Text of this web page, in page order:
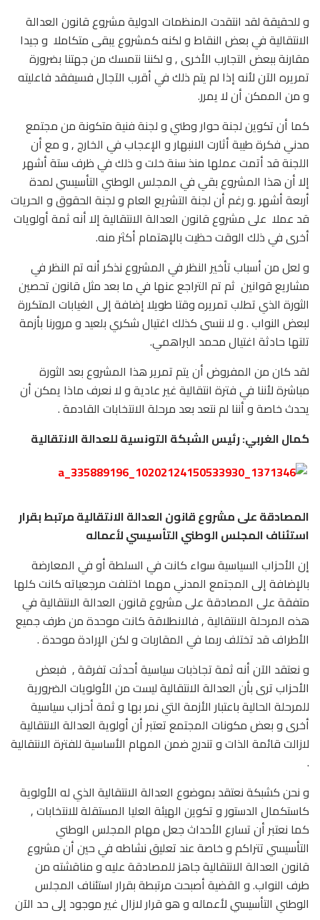
و للحقيقة لقد انتقدت المنظمات الدولية مشروع قانون العدالة
الانتقالية في بعض النقاط و لكنه كمشروع يبقى متكاملا و جيدا
مقارنة ببعض التجارب الأخرى , و لكننا نتمسك من جهتنا بضرورة
تمريره الآن لأنه إذا لم يتم ذلك في أقرب الآجال فسيفقد فاعليته
و من الممكن أن لا يمرر.
كما أن تكوين لجنة حوار وطني و لجنة فنية متكونة من مجتمع
مدني فكرة طيبة أثارت الانبهار و الإعجاب في الخارج , و مع أن
اللجنة قد أتمت عملها منذ سنة خلت و ذلك في ظرف ستة أشهر
إلا أن هذا المشروع بقي في المجلس الوطني التأسيسي لمدة
أربعة أشهر .و رغم أن لجنة التشريع العام و لجنة الحقوق و الحريات
قد عملا على مشروع قانون العدالة الانتقالية إلا أنه ثمة أولويات
أخرى في ذلك الوقت حظيت بالإهتمام أكثر منه.
و لعل من أسباب تأخير النظر في المشروع نذكر أنه تم النظر في
مشاريع قوانين ثم تم التراجع عنها في ما بعد مثل قانون تحصين
الثورة الذي تطلب تمريره وقتا طويلا إضافة إلى الغيابات المتكررة
لبعض النواب . و لا ننسى كذلك اغتيال شكري بلعيد و مرورنا بأزمة
تلتها حادثة اغتيال محمد البراهمي.
لقد كان من المفروض أن يتم تمرير هذا المشروع بعد الثورة
مباشرة لأننا في فترة انتقالية غير عادية و لا نعرف ماذا يمكن أن
يحدث خاصة و أننا لم نتعد بعد مرحلة الانتخابات القادمة .
كمال الغربي: رئيس الشبكة التونسية للعدالة الانتقالية
المصادقة على مشروع قانون العدالة الانتقالية مرتبط بقرار
استئناف المجلس الوطني التأسيسي لأعماله
إن الأحزاب السياسية سواء كانت في السلطة أو في المعارضة
بالإضافة إلى المجتمع المدني مهما اختلفت مرجعياته كانت كلها
متفقة على المصادقة على مشروع قانون العدالة الانتقالية في
هذه المرحلة الانتقالية , فالانطلاقة كانت موحدة من طرف جميع
الأطراف قد تختلف ربما في المقاربات و لكن الإرادة موحدة .
و نعتقد الآن أنه ثمة تجاذبات سياسية أحدثت تفرقة , فبعض
الأحزاب ترى بأن العدالة الانتقالية ليست من الأولويات الضرورية
للمرحلة الحالية باعتبار الأزمة التي نمر بها و ثمة أحزاب سياسية
أخرى و بعض مكونات المجتمع تعتبر أن أولوية العدالة الانتقالية
لازالت قائمة الذات و تندرج ضمن المهام الأساسية للفترة الانتقالية
.
و نحن كشبكة نعتقد بموضوع العدالة الانتقالية الذي له الأولوية
كاستكمال الدستور و تكوين الهيئة العليا المستقلة للانتخابات ,
كما نعتبر أن تسارع الأحداث جعل مهام المجلس الوطني
التأسيسي تتراكم و خاصة عند تعليق نشاطه في حين أن مشروع
قانون العدالة الانتقالية جاهز للمصادقة عليه و مناقشته من
طرف النواب. و القضية أصبحت مرتبطة بقرار استئناف المجلس
الوطني التأسيسي لأعماله و هو قرار لازال غير موجود إلى حد الآن